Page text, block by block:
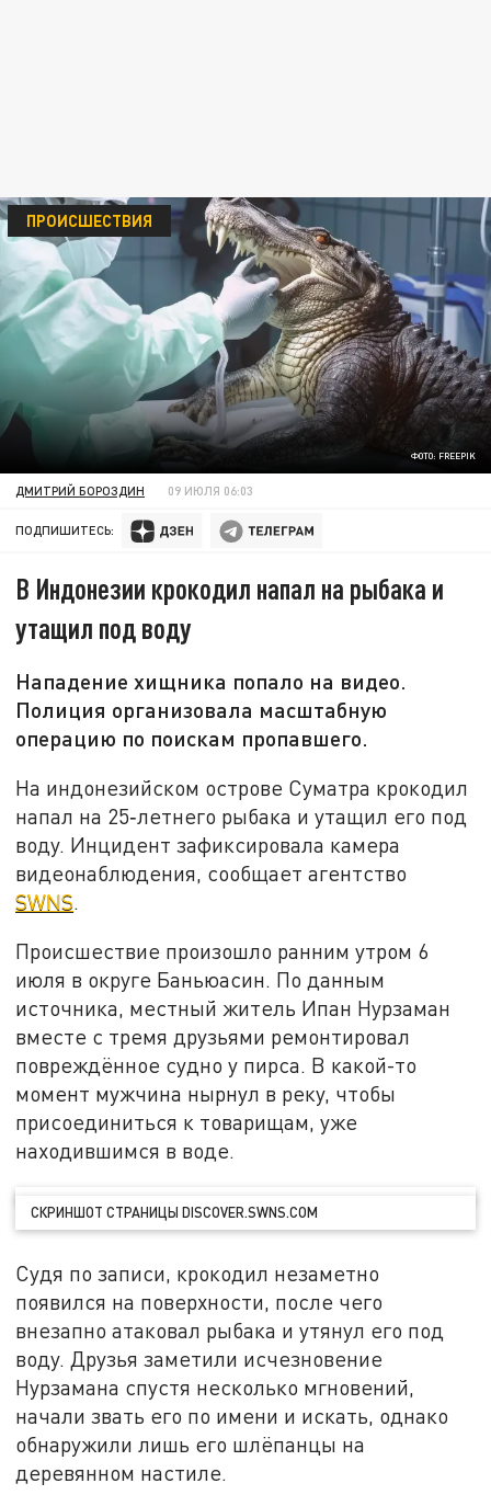
ФОТО: FREEPIK
ПРОИСШЕСТВИЯ
ДМИТРИЙ БОРОЗДИН 09 ИЮЛЯ 06:03
ПОДПИШИТЕСЬ:
В Индонезии крокодил напал на рыбака и
утащил под воду
Нападение хищника попало на видео.
Полиция организовала масштабную
операцию по поискам пропавшего.
На индонезийском острове Суматра крокодил
напал на 25‑летнего рыбака и утащил его под
воду. Инцидент зафиксировала камера
видеонаблюдения, сообщает агентство
SWNS.
Происшествие произошло ранним утром 6
июля в округе Баньюасин. По данным
источника, местный житель Ипан Нурзаман
вместе с тремя друзьями ремонтировал
повреждённое судно у пирса. В какой-то
момент мужчина нырнул в реку, чтобы
присоединиться к товарищам, уже
находившимся в воде.
СКРИНШОТ СТРАНИЦЫ DISCOVER.SWNS.COM
Судя по записи, крокодил незаметно
появился на поверхности, после чего
внезапно атаковал рыбака и утянул его под
воду. Друзья заметили исчезновение
Нурзамана спустя несколько мгновений,
начали звать его по имени и искать, однако
обнаружили лишь его шлёпанцы на
деревянном настиле.